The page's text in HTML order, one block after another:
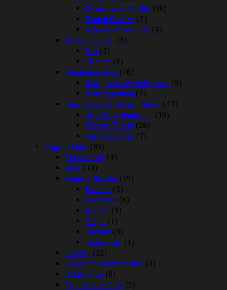
Dekorations Artikler (26)
Plastik Planter (7)
Reje og Malle Huler (4)
Silicone og Lim (5)
Lim (3)
Silicone (2)
Vandbehandling (16)
Klargøring og Vedligehold (9)
Plantegødning (7)
Varmelegemer og div. Teknik (47)
Artikler til Rengøring (10)
Diverse Teknik (28)
Varmelegemer (7)
Fugle artikler (89)
Bunddække (4)
Bure (10)
Foder & Snacks (29)
Kanarie (3)
Papegøje (6)
Parakit (9)
Trope (1)
Undulat (9)
Æggefoder (1)
Legetøj (22)
Reder og redemateriale (3)
Sidde pinde (8)
Transport Kasser (2)